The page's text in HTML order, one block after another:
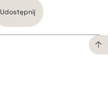
Udostępnij